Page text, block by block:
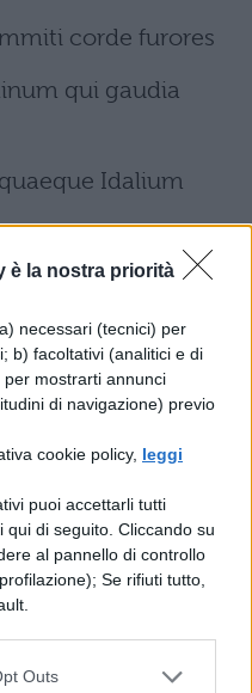
è la nostra priorità
necessari (tecnici) per
b) facoltativi (analitici e di
mostrarti annunci
di navigazione) previo
cookie policy, leggi
puoi accettarli tutti
qui di seguito. Cliccando su
al pannello di controllo
Se rifiuti tutto,
Outs
corde furores
qui gaudia
Idalium
mente puellam
corde timores!
contendere
aut